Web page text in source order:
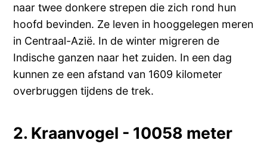
naar twee donkere strepen die zich rond hun
hoofd bevinden. Ze leven in hooggelegen meren
in Centraal-Azië. In de winter migreren de
Indische ganzen naar het zuiden. In een dag
kunnen ze een afstand van 1609 kilometer
overbruggen tijdens de trek.
2. Kraanvogel - 10058 meter